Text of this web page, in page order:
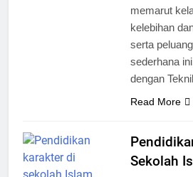
memarut
kelebihan
serta
sederhana
dengan
Read More
Sekolah